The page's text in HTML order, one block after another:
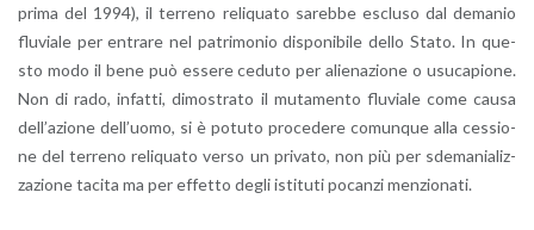
prima del 1994), il ter­re­no re­li­qua­to sa­reb­be esclu­so dal de­ma­nio
flu­via­le per en­tra­re nel pa­tri­mo­nio di­spo­ni­bi­le dello Stato. In que­
sto modo il bene può es­se­re ce­du­to per alie­na­zio­ne o usu­ca­pio­ne.
Non di rado, in­fat­ti, di­mo­stra­to il mu­ta­men­to flu­via­le come causa
del­l’a­zio­ne del­l’uo­mo, si è po­tu­to pro­ce­de­re co­mun­que alla ces­sio­
ne del ter­re­no re­li­qua­to verso un pri­va­to, non più per sde­ma­nia­liz­
za­zio­ne ta­ci­ta ma per ef­fet­to degli isti­tu­ti po­can­zi men­zio­na­ti.